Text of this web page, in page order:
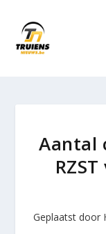
Aantal
Geplaatst door